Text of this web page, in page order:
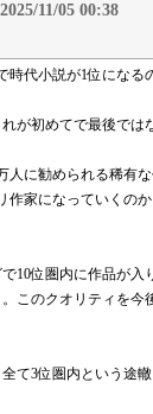
2025/11/05 00:38
時代小説が1位になる
が初めてで最後では
人に勧められる稀有
作家になっていくの
10位圏内に作品が入
このクオリティを今
て3位圏内という途